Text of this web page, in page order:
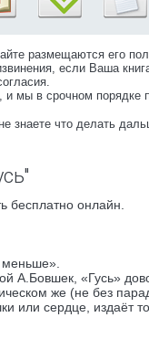
размещаются его
если Ваша
, и мы в срочном порядке
знаете что делать
бесплатно онлайн.
А.Бовшек, «Гусь»
же (не без
или сердце, издаёт